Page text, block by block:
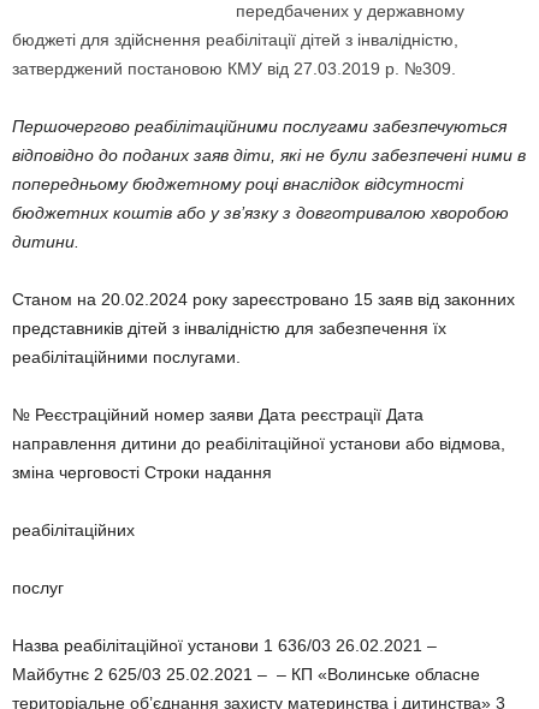
передбачених у державному
бюджеті для здійснення реабілітації дітей з інвалідністю,
затверджений постановою КМУ від 27.03.2019 р. №309.
Першочергово реабілітаційними послугами забезпечуються
відповідно до поданих заяв діти, які не були забезпечені ними в
попередньому бюджетному році внаслідок відсутності
бюджетних коштів або у зв’язку з довготривалою хворобою
дитини.
Станом на 20.02.2024 року зареєстровано 15 заяв від законних
представників дітей з інвалідністю для забезпечення їх
реабілітаційними послугами.
№ Реєстраційний номер заяви Дата реєстрації Дата
направлення дитини до реабілітаційної установи або відмова,
зміна черговості Строки надання
реабілітаційних
послуг
Назва реабілітаційної установи 1 636/03 26.02.2021 –
Майбутнє 2 625/03 25.02.2021 – – КП «Волинське обласне
територіальне об’єднання захисту материнства і дитинства» 3